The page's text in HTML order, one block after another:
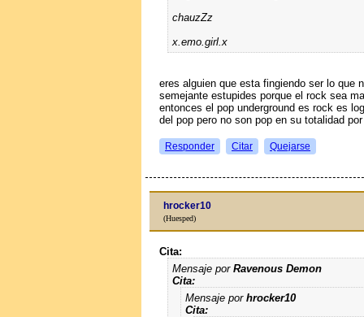
chauzZz
x.emo.girl.x
eres alguien que esta fingiendo ser lo que
semejante estupides porque el rock sea
entonces el pop underground es rock es
del pop pero no son pop en su totalidad
Responder Citar Quejarse
hrocker10
(Huesped)
Cita:
Mensaje por Ravenous Demon
Cita:
Mensaje por hrocker10
Cita: